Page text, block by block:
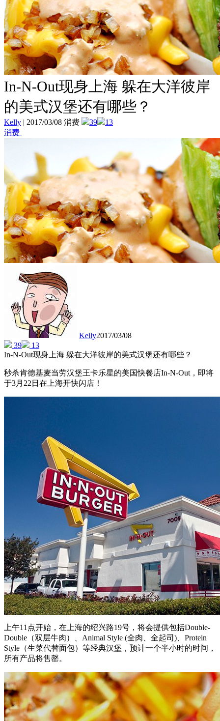
In-N-Out现身上海 躲在大洋彼岸
的美式汉堡还有哪些？
Kelly | 2017/03/08 消费 39
13
消费
Kelly2017/03/08
39
13
In-N-Out现身上海 躲在大洋彼岸的美式汉堡还有哪些？
秒杀肯德基麦当劳汉堡王卡乐星的美国快餐店In-N-Out，即将
于3月22日在上海开快闪店！
上午11点开始，在上海的绍兴路19号，将会提供包括Double-
Double（双层牛肉）、Animal Style (全肉、全起司)、Protein
Style（生菜代替面包）等经典汉堡，预计一个半小时的时间，
所有产品将售罄。